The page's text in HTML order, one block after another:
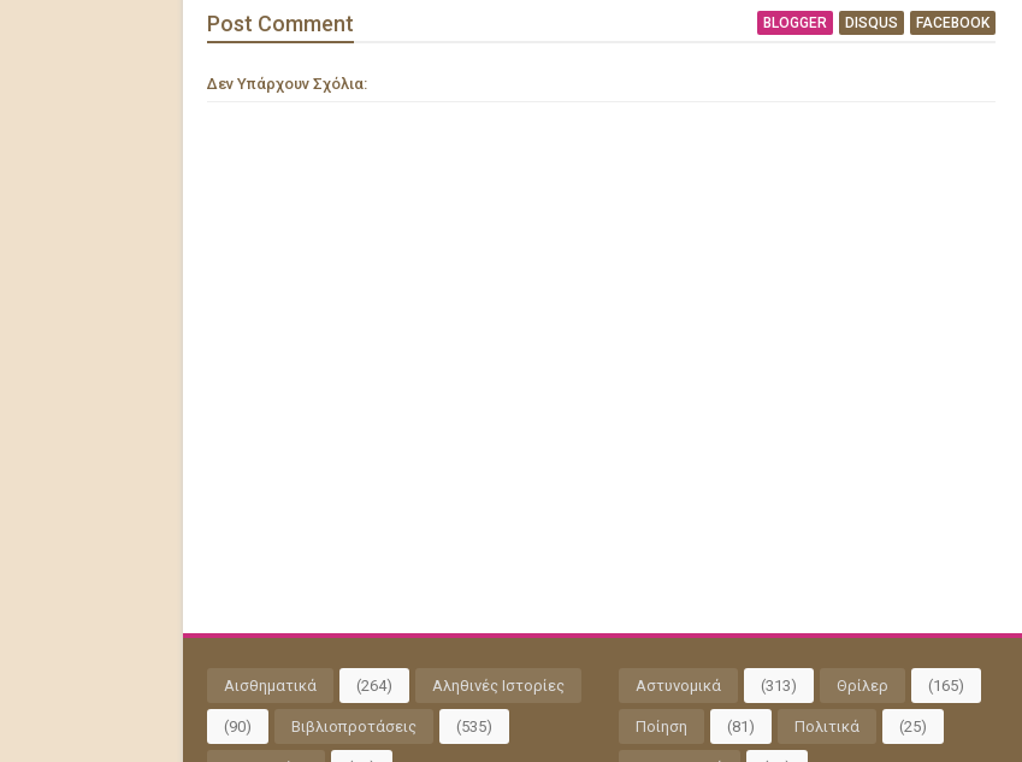
Post Comment BLOGGER DISQUS FACEBOOK
Δεν Υπάρχουν Σχόλια:
Αισθηματικά (264) Αληθινές Ιστορίες
(90) Βιβλιοπροτάσεις (535)
Αστυνομικά (313) Θρίλερ (165)
Ποίηση (81) Πολιτικά (25)